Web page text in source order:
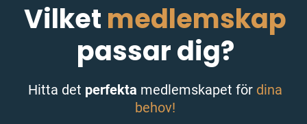
Vilket medlemskap
passar dig?
Hitta det perfekta medlemskapet för dina
behov!